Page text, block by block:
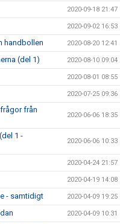
2020-09-18 21:47
2020-09-02 16:53
handbollen 2020-08-20 12:41
(del 1) 2020-08-10 09:04
2020-08-01 08:55
2020-07-25 09:36
från
2020-06-06 18:35
1 -
2020-06-06 10:33
2020-04-24 21:57
2020-04-19 14:08
- samtidigt 2020-04-09 19:25
2020-04-09 10:31